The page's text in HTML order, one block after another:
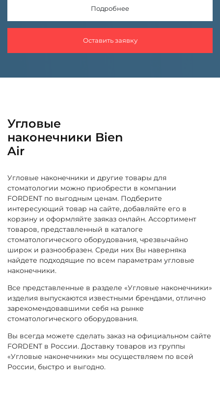
Подробнее
Оставить заявку
Угловые
наконечники Bien
Air
Угловые наконечники и другие товары для
стоматологии можно приобрести в компании
FORDENT по выгодным ценам. Подберите
интересующий товар на сайте, добавляйте его в
корзину и оформляйте заяказ онлайн. Ассортимент
товаров, представленный в каталоге
стоматологического оборудования, чрезвычайно
широк и разнообразен. Среди них Вы наверняка
найдете подходящие по всем параметрам угловые
наконечники.
Все представленные в разделе «Угловые наконечники»
изделия выпускаются известными брендами, отлично
зарекомендовавшими себя на рынке
стоматологического оборудования.
Вы всегда можете сделать заказ на официальном сайте
FORDENT в России. Доставку товаров из группы
«Угловые наконечники» мы осуществляем по всей
России, быстро и выгодно.